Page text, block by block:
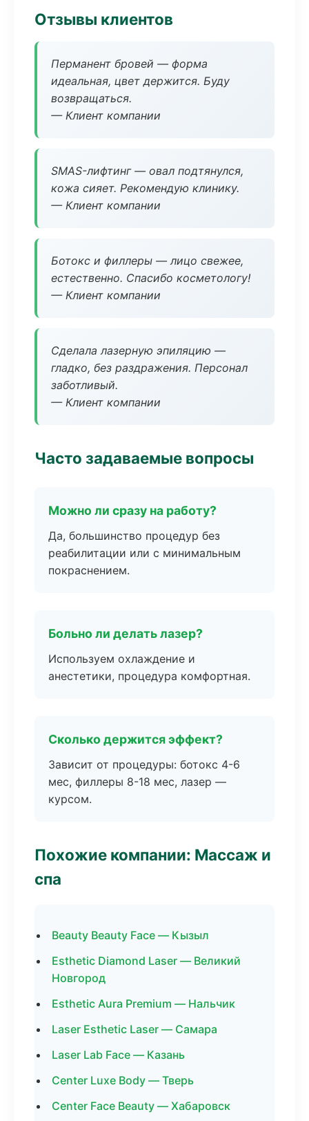
Отзывы клиентов
Перманент бровей — форма
идеальная, цвет держится. Буду
возвращаться.
— Клиент компании
SMAS-лифтинг — овал подтянулся,
кожа сияет. Рекомендую клинику.
— Клиент компании
Ботокс и филлеры — лицо свежее,
естественно. Спасибо косметологу!
— Клиент компании
Сделала лазерную эпиляцию —
гладко, без раздражения. Персонал
заботливый.
— Клиент компании
Часто задаваемые вопросы
Можно ли сразу на работу?
Да, большинство процедур без
реабилитации или с минимальным
покраснением.
Больно ли делать лазер?
Используем охлаждение и
анестетики, процедура комфортная.
Сколько держится эффект?
Зависит от процедуры: ботокс 4-6
мес, филлеры 8-18 мес, лазер —
курсом.
Похожие компании: Массаж и
спа
Beauty Beauty Face — Кызыл
Esthetic Diamond Laser — Великий
Новгород
Esthetic Aura Premium — Нальчик
Laser Esthetic Laser — Самара
Laser Lab Face — Казань
Center Luxe Body — Тверь
Center Face Beauty — Хабаровск